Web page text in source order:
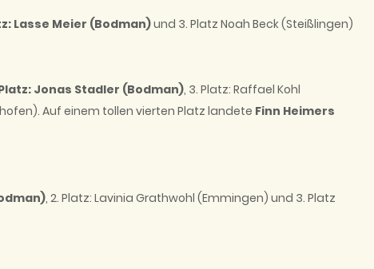
Lasse Meier (Bodman)und 3. Platz Noah Beck (Steißlingen)
Jonas Stadler (Bodman), 3. Platz: Raffael Kohl
Auf einem tollen vierten Platz landete Finn Heimers
, 2. Platz: Lavinia Grathwohl (Emmingen) und 3. Platz